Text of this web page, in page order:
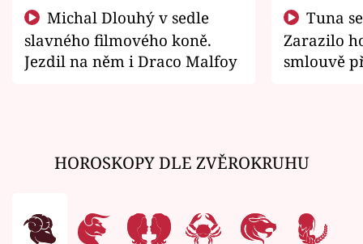
slavného filmového koně.
Jezdil na něm i Draco Malfoy
Zarazilo
smlouvě
HOROSKOPY DLE ZVĚROKRUHU